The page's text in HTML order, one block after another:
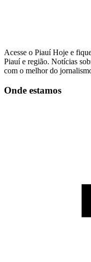
Acesse o Piauí Hoje e
Piauí e região. Notícias
com o melhor do
Onde estamos